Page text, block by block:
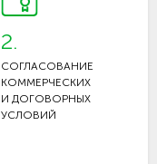
2.
СОГЛАСОВАНИЕ
КОММЕРЧЕСКИХ
И ДОГОВОРНЫХ
УСЛОВИЙ